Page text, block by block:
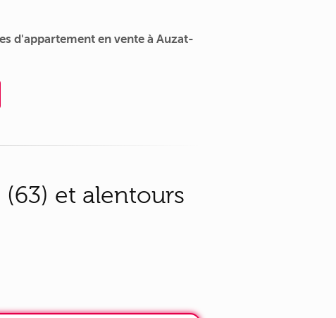
d'appartement en vente à Auzat-
et alentours